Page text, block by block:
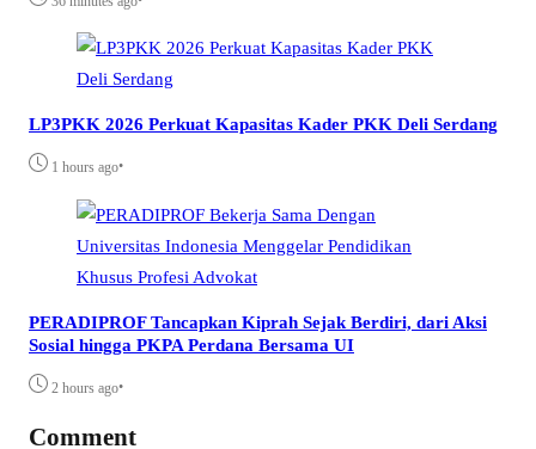
LP3PKK 2026 Perkuat Kapasitas Kader PKK Deli Serdang
1 hours ago•
PERADIPROF Tancapkan Kiprah Sejak Berdiri, dari Aksi
Sosial hingga PKPA Perdana Bersama UI
2 hours ago•
Comment